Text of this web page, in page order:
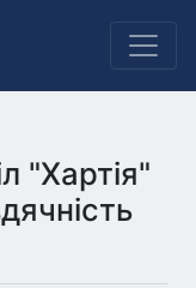
"Хартія"